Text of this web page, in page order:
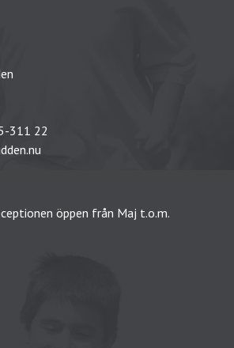
311 22
öppen från Maj t.o.m.